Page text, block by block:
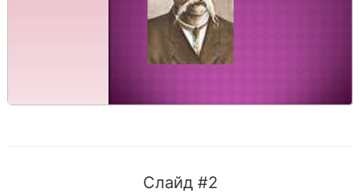
Слайд #2